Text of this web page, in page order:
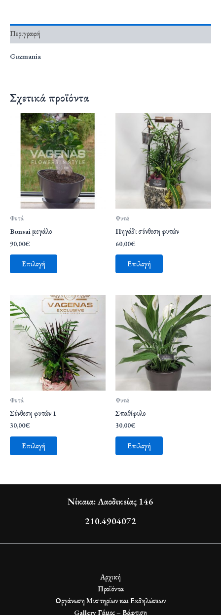
Περιγραφή
Guzmania
Σχετικά προϊόντα
Φυτά
Bonsai μεγάλο
90,00€
Επιλογή
Φυτά
Πηγάδι σύνθεση φυτών
60,00€
Επιλογή
Φυτά
Σύνθεση φυτών 1
30,00€
Επιλογή
Φυτά
Σπαθίφυλο
30,00€
Επιλογή
Νίκαια: Λαοδικείας 146
210.4904072
Αρχική
Προϊόντα
Οργάνωση Μυστηρίων και Εκδηλώσεων
Gallery Γάμος – Βάφτιση